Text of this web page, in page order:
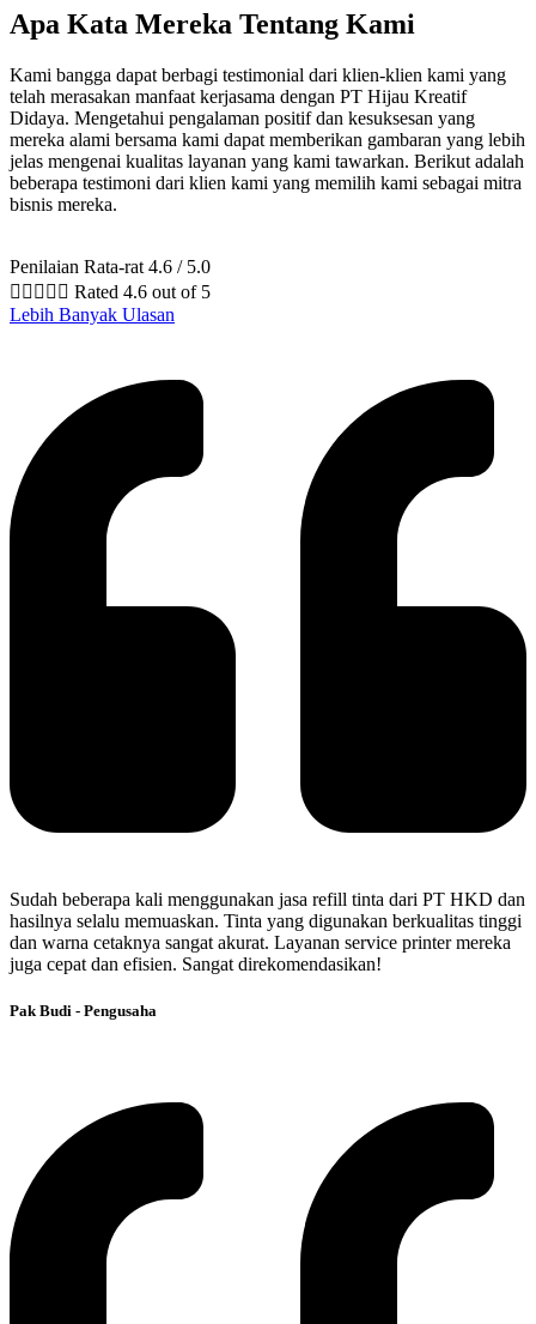
Apa Kata Mereka Tentang Kami
Kami bangga dapat berbagi testimonial dari klien-klien kami yang
telah merasakan manfaat kerjasama dengan PT Hijau Kreatif
Didaya. Mengetahui pengalaman positif dan kesuksesan yang
mereka alami bersama kami dapat memberikan gambaran yang lebih
jelas mengenai kualitas layanan yang kami tawarkan. Berikut adalah
beberapa testimoni dari klien kami yang memilih kami sebagai mitra
bisnis mereka.
Penilaian Rata-rat 4.6 / 5.0
     Rated 4.6 out of 5
Lebih Banyak Ulasan
Sudah beberapa kali menggunakan jasa refill tinta dari PT HKD dan
hasilnya selalu memuaskan. Tinta yang digunakan berkualitas tinggi
dan warna cetaknya sangat akurat. Layanan service printer mereka
juga cepat dan efisien. Sangat direkomendasikan!
Pak Budi - Pengusaha